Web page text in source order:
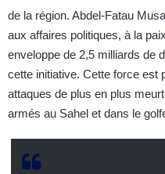
de la région. Abdel-Fatau
aux affaires politiques, à la
enveloppe de 2,5 milliards de
cette initiative. Cette force est
attaques de plus en plus
armés au Sahel et dans le